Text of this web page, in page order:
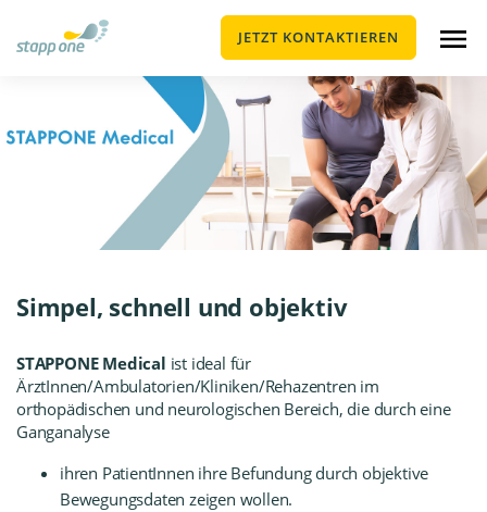
JETZT KONTAKTIEREN
Simpel, schnell und objektiv
STAPPONE Medical ist ideal für
ÄrztInnen/Ambulatorien/Kliniken/Rehazentren im
orthopädischen und neurologischen Bereich, die durch eine
Ganganalyse
ihren PatientInnen ihre Befundung durch objektive
Bewegungsdaten zeigen wollen.